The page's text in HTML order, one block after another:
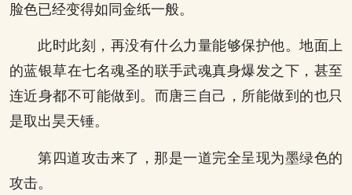
脸色已经变得如同金纸一般。
此时此刻，再没有什么力量能够保护他。地面上
的蓝银草在七名魂圣的联手武魂真身爆发之下，甚至
连近身都不可能做到。而唐三自己，所能做到的也只
是取出昊天锤。
第四道攻击来了，那是一道完全呈现为墨绿色的
攻击。